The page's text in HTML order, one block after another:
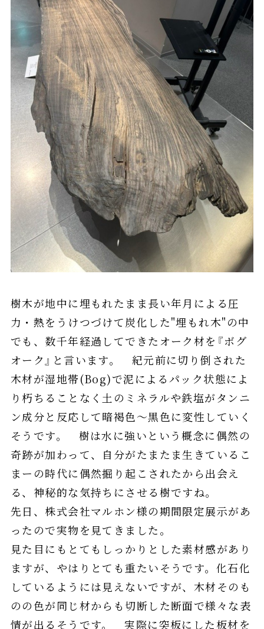
樹木が地中に埋もれたまま長い年月による圧
力・熱をうけつづけて炭化した"埋もれ木"の中
でも、数千年経過してできたオーク材を『ボグ
オーク』と言います。 紀元前に切り倒された
木材が湿地帯(Bog)で泥によるパック状態によ
り朽ちることなく土のミネラルや鉄塩がタンニ
ン成分と反応して暗褐色～黒色に変性していく
そうです。 樹は水に強いという概念に偶然の
奇跡が加わって、自分がたまたま生きているこ
まーの時代に偶然掘り起こされたから出会え
る、神秘的な気持ちにさせる樹ですね。
先日、株式会社マルホン様の期間限定展示があ
ったので実物を見てきました。
見た目にもとてもしっかりとした素材感があり
ますが、やはりとても重たいそうです。化石化
しているようには見えないですが、木材そのも
のの色が同じ材からも切断した断面で様々な表
情が出るそうです。 実際に突板にした板材を